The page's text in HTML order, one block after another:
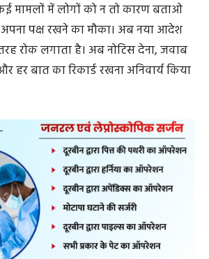
मामलों में लोगों को न तो कारण बताओ
अपना पक्ष रखने का मौका। अब नया आदेश
रोक लगाता है। अब नोटिस देना, जवाब
हर बात का रिकार्ड रखना अनिवार्य किया